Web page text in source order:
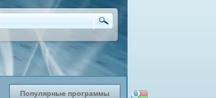
Популярные программы